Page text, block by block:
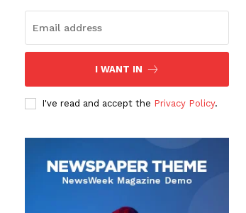
I WANT IN
I've read and accept the Privacy Policy.